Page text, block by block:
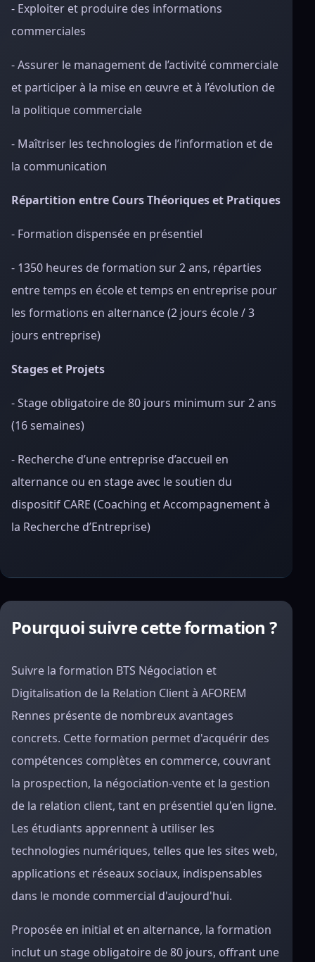
- Exploiter et produire des informations
commerciales
- Assurer le management de l’activité commerciale
et participer à la mise en œuvre et à l’évolution de
la politique commerciale
- Maîtriser les technologies de l’information et de
la communication
Répartition entre Cours Théoriques et Pratiques
- Formation dispensée en présentiel
- 1350 heures de formation sur 2 ans, réparties
entre temps en école et temps en entreprise pour
les formations en alternance (2 jours école / 3
jours entreprise)
Stages et Projets
- Stage obligatoire de 80 jours minimum sur 2 ans
(16 semaines)
- Recherche d’une entreprise d’accueil en
alternance ou en stage avec le soutien du
dispositif CARE (Coaching et Accompagnement à
la Recherche d’Entreprise)
Pourquoi suivre cette formation ?
Suivre la formation BTS Négociation et
Digitalisation de la Relation Client à AFOREM
Rennes présente de nombreux avantages
concrets. Cette formation permet d'acquérir des
compétences complètes en commerce, couvrant
la prospection, la négociation-vente et la gestion
de la relation client, tant en présentiel qu'en ligne.
Les étudiants apprennent à utiliser les
technologies numériques, telles que les sites web,
applications et réseaux sociaux, indispensables
dans le monde commercial d'aujourd'hui.
Proposée en initial et en alternance, la formation
inclut un stage obligatoire de 80 jours, offrant une